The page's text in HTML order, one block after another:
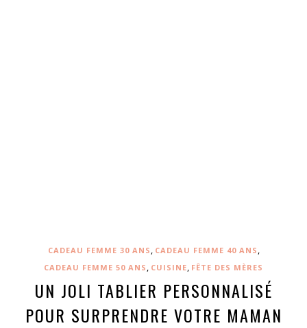
CADEAU FEMME 30 ANS CADEAU FEMME 40 ANS
CADEAU FEMME 50 ANS CUISINE FÊTE DES MÈRES
UN JOLI TABLIER PERSONNALISÉ
POUR SURPRENDRE VOTRE MAMAN